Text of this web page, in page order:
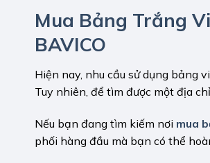
Mua Bảng Trắng
BAVICO
Hiện nay, nhu cầu sử dụng bảng
Tuy nhiên, để tìm được một địa
Nếu bạn đang tìm kiếm nơi mua
phối hàng đầu mà bạn có thể